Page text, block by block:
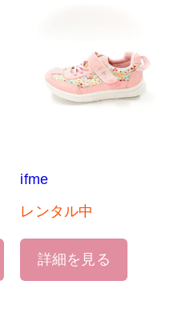
ifme
レンタル中
詳細を見る